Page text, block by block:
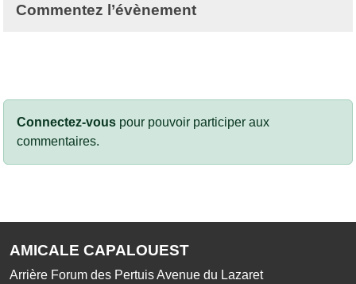
Commentez l’évènement
Connectez-vous pour pouvoir participer aux
commentaires.
AMICALE CAPALOUEST
Arrière Forum des Pertuis Avenue du Lazaret